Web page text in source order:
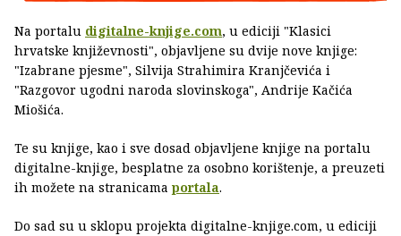
Na portalu digitalne-knjige.com, u ediciji "Klasici
hrvatske književnosti", objavljene su dvije nove knjige:
"Izabrane pjesme", Silvija Strahimira Kranjčevića i
"Razgovor ugodni naroda slovinskoga", Andrije Kačića
Miošića.
Te su knjige, kao i sve dosad objavljene knjige na portalu
digitalne-knjige, besplatne za osobno korištenje, a preuzeti
ih možete na stranicama portala.
Do sad su u sklopu projekta digitalne-knjige.com, u ediciji